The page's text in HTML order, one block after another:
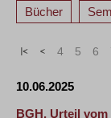
Bücher
« < 4 5 6
10.06.2025
BGH, Urteil vom